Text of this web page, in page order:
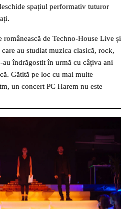
spațiul performativ tuturor
românească de Techno-House Live și
au studiat muzica clasică, rock,
au îndrăgostit în urmă cu câțiva ani
Gătită pe loc cu mai multe
un concert PC Harem nu este